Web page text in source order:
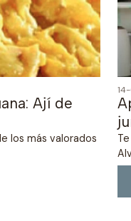
Ají de
los más valorados